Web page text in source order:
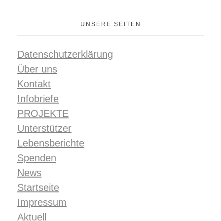
UNSERE SEITEN
Datenschutzerklärung
Über uns
Kontakt
Infobriefe
PROJEKTE
Unterstützer
Lebensberichte
Spenden
News
Startseite
Impressum
Aktuell